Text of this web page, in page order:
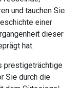
und tauchen Sie
einer
dieser
hat.
prestigeträchtige
Sie durch die